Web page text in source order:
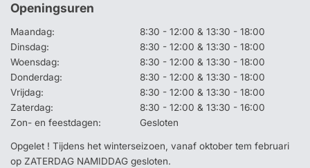
Openingsuren
Maandag:
8:30 - 12:00 & 13:30 - 18:00
Dinsdag:
8:30 - 12:00 & 13:30 - 18:00
Woensdag:
8:30 - 12:00 & 13:30 - 18:00
Donderdag:
8:30 - 12:00 & 13:30 - 18:00
Vrijdag:
8:30 - 12:00 & 13:30 - 18:00
Zaterdag:
8:30 - 12:00 & 13:30 - 16:00
Zon- en feestdagen:
Gesloten
Opgelet ! Tijdens het winterseizoen, vanaf oktober tem februari
op ZATERDAG NAMIDDAG gesloten.